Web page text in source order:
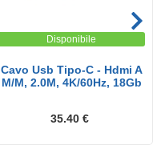
Disponibile
Cavo Usb Tipo-C - Hdmi A
M/M, 2.0M, 4K/60Hz, 18Gb
35.40 €